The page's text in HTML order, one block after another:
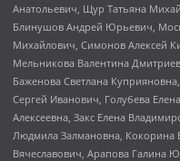
Анатольевич, Щур Татьяна
Блинушов Андрей Юрьевич,
Михайлович, Симонов Алексей
Мельникова Валентина
Баженова Светлана
Сергей Иванович, Голубева
Алексеевна, Закс Елена
Людмила Залмановна, Кокорина
Вячеславович, Арапова Галина